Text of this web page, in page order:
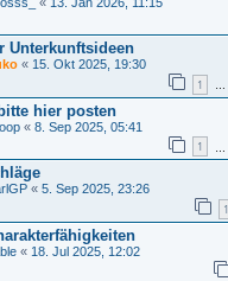
Unterkunftsideen
« 15. Okt 2025, 19:30
1 …
hier posten
« 8. Sep 2025, 05:41
1
« 5. Sep 2025, 23:26
1
« 18. Jul 2025, 12:02